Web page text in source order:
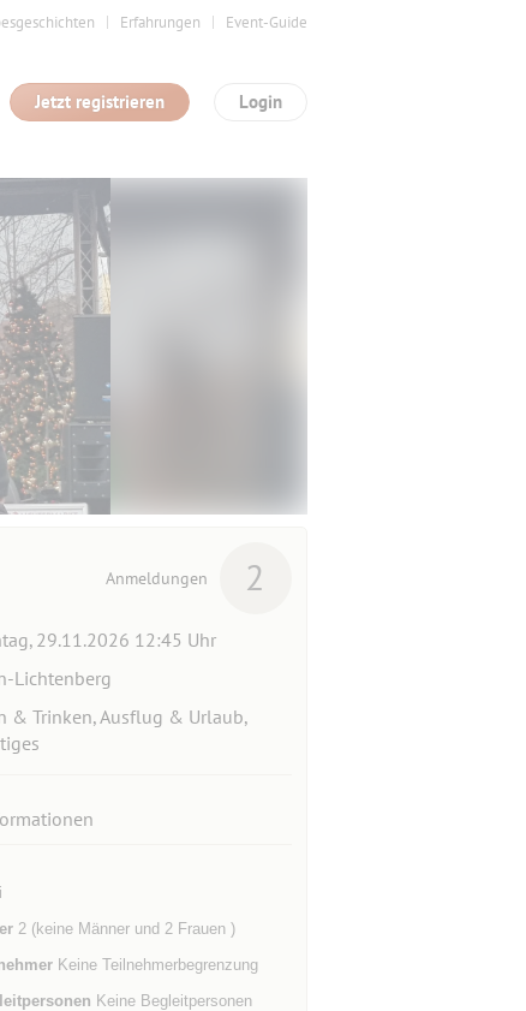
Erfahrungen Event-Guide
Login
Jetzt registrieren
Anmeldungen 2
29.11.2026 12:45 Uhr
Lichtenberg
& Trinken, Ausflug & Urlaub,
2 (keine Männer und 2 Frauen )
Keine Teilnehmerbegrenzung
Keine Begleitpersonen